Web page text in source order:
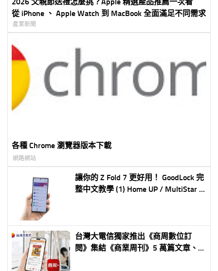
從 iPhone 、 Apple Watch 到 MacBook 全面滿足不同需求
產業新聞
各種 Chrome 瀏覽器版本下載
網路網站
讓你的 Z Fold 7 更好用！ GoodLock 完
整中文教學 (1) Home UP / MultiStar /
台灣大電信獨家推出《商周數位訂
閱》集結《商業周刊》5 萬篇文章、